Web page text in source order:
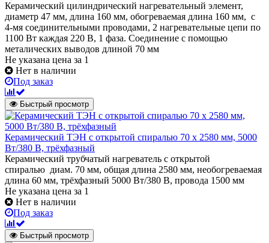
Керамический цилиндрический нагревательный элемент,
диаметр 47 мм, длина 160 мм, обогреваемая длина 160 мм, с
4-мя соединительными проводами, 2 нагревательные цепи по
1100 Вт каждая 220 В, 1 фаза. Соединение с помощью
металических выводов длиной 70 мм
Не указана цена за 1
Нет в наличии
Под заказ
Быстрый просмотр
Керамический ТЭН с открытой спиралью 70 х 2580 мм, 5000
Вт/380 В, трёхфазный
Керамический трубчатый нагреватель с открытой
спиралью диам. 70 мм, общая длина 2580 мм, необогреваемая
длина 60 мм, трёхфазный 5000 Вт/380 В, провода 1500 мм
Не указана цена за 1
Нет в наличии
Под заказ
Быстрый просмотр